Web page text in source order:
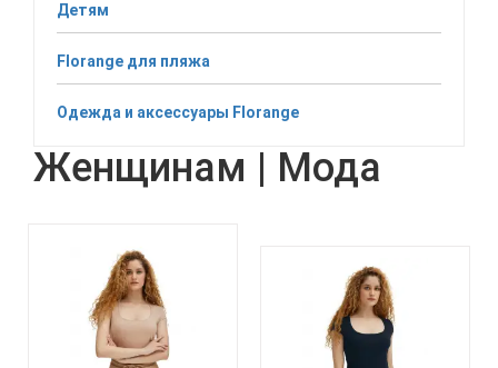
Детям
Florange для пляжа
Одежда и аксессуары Florange
Женщинам | Мода